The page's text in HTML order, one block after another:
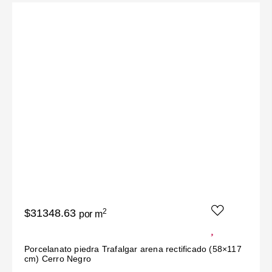
$31348.63 por m2
Porcelanato piedra Trafalgar arena rectificado (58×117
cm) Cerro Negro